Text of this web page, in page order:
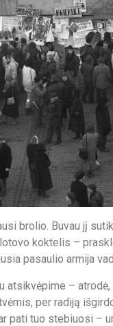
brolio. Buvau jį
koktelis –
pasaulio armija
–
per radiją
pati tuo stebiuosi –